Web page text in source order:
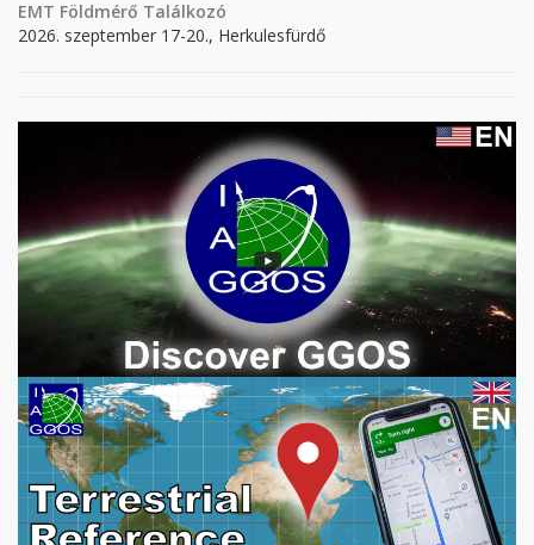
EMT Földmérő Találkozó
2026. szeptember 17-20., Herkulesfürdő